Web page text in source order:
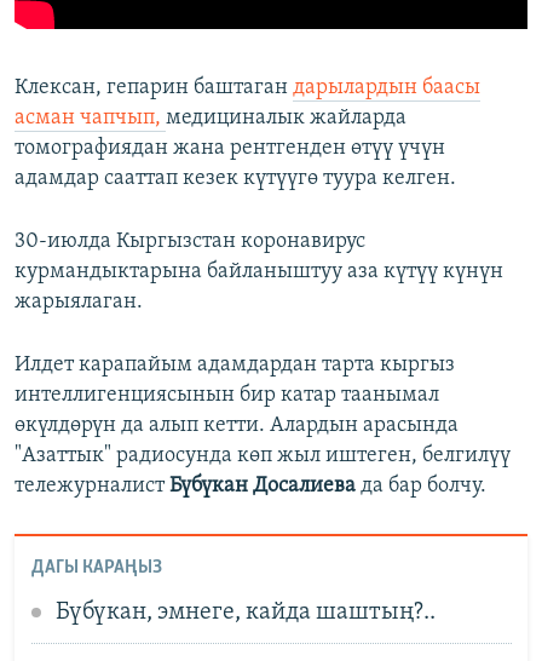
Клексан, гепарин баштаган дарылардын баасы
асман чапчып, медициналык жайларда
томографиядан жана рентгенден өтүү үчүн
адамдар сааттап кезек күтүүгө туура келген.
30-июлда Кыргызстан коронавирус
курмандыктарына байланыштуу аза күтүү күнүн
жарыялаган.
Илдет карапайым адамдардан тарта кыргыз
интеллигенциясынын бир катар таанымал
өкүлдөрүн да алып кетти. Алардын арасында
"Азаттык" радиосунда көп жыл иштеген, белгилүү
тележурналистБүбүкан Досалиева да бар болчу.
ДАГЫ КАРАҢЫЗ
Бүбүкан, эмнеге, кайда шаштың?..